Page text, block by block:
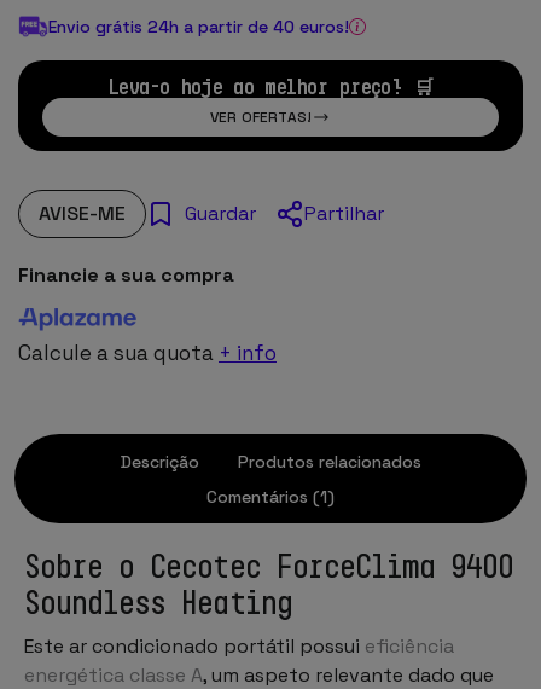
Envio grátis 24h a partir de 40 euros!
Leva-o hoje ao melhor preço! 🛒
VER OFERTAS!
AVISE-ME Guardar Partilhar
Financie a sua compra
Calcule a sua quota + info
Descrição
Produtos relacionados
Comentários (1)
Sobre o Cecotec ForceClima 9400
Soundless Heating
Este ar condicionado portátil possui eficiência
energética classe A, um aspeto relevante dado que